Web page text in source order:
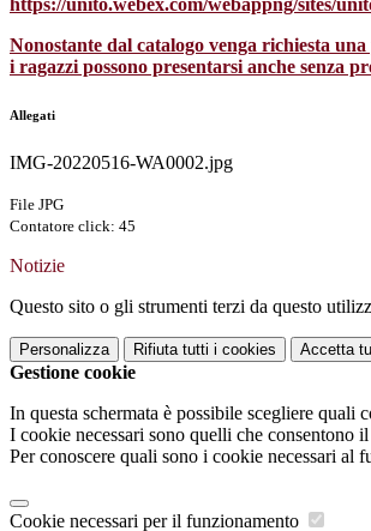
https://unito.webex.com/webappng/sites/
Nonostante dal catalogo venga richiesta
i ragazzi possono presentarsi anche senza
Allegati
IMG-20220516-WA0002.jpg
File JPG
Contatore click: 45
Notizie
Questo sito o gli strumenti terzi da questo
Personalizza Rifiuta tutti i cookies Accetta
Gestione cookie
In questa schermata è possibile scegliere quali
I cookie necessari sono quelli che consentono
Per conoscere quali sono i cookie necessari al
Cookie necessari per il funzionamento